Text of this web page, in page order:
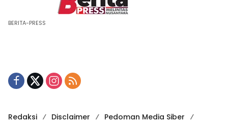
BERITA-PRESS
Redaksi Disclaimer Pedoman Media Siber